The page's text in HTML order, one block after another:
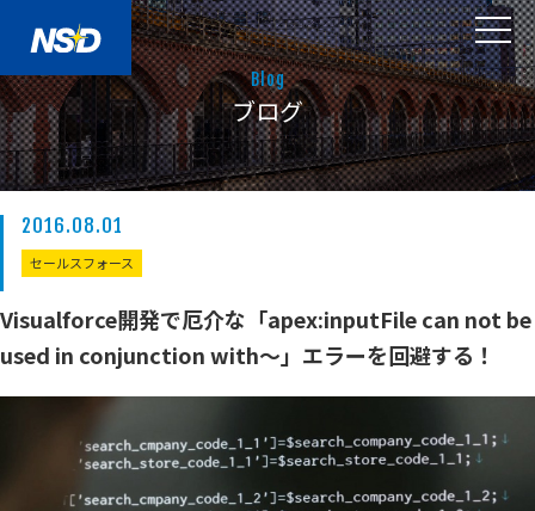
Blog
ブログ
2016.08.01
セールスフォース
Visualforce開発で厄介な「apex:inputFile can not be
used in conjunction with～」エラーを回避する！